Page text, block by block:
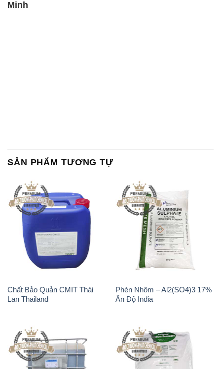
Chất Bảo Quản CMIT Thái
Lan Thailand
Phèn Nhôm – Al2(SO4)3 17%
Ấn Độ India